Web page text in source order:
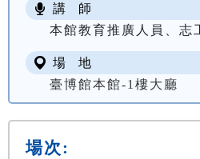
講 師
本館教育推廣人員、志
場 地
臺博館本館-1樓大廳
場次: